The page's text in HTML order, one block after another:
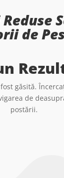
de
găsită.
de
postării.